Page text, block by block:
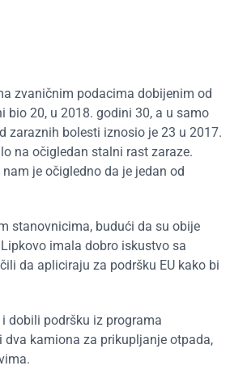
zvaničnim podacima dobijenim od
bio 20, u 2018. godini 30, a u samo
zaraznih bolesti iznosio je 23 u 2017.
na očigledan stalni rast zaraze.
je očigledno da je jedan od
stanovnicima, budući da su obije
imala dobro iskustvo sa
da apliciraju za podršku EU kako bi
dobili podršku iz programa
dva kamiona za prikupljanje otpada,